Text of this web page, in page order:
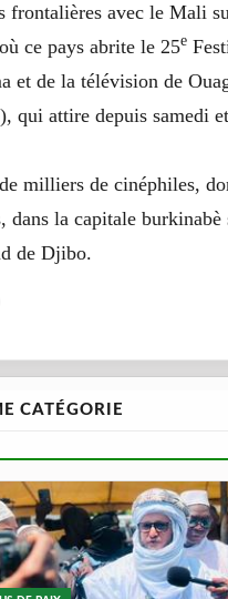
frontalières avec le Mali
ce pays abrite le 25e
et de la télévision de
qui attire depuis samedi
milliers de cinéphiles,
dans la capitale burkinabè
de Djibo.
CATÉGORIE